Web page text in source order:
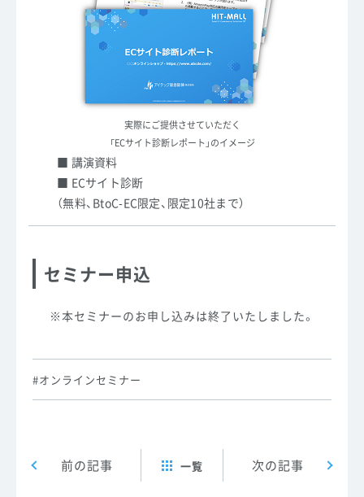
■ 講演資料
■ ECサイト診断
（無料、BtoC-EC限定、限定10社まで）
実際にご提供させていただく
「ECサイト診断レポート」のイメージ
セミナー申込
※本セミナーのお申し込みは終了いたしました。
オンラインセミナー
前の記事 一覧 次の記事